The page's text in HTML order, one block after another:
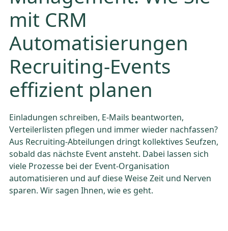
mit CRM
Automatisierungen
Recruiting-Events
effizient planen
Einladungen schreiben, E-Mails beantworten,
Verteilerlisten pflegen und immer wieder nachfassen?
Aus Recruiting-Abteilungen dringt kollektives Seufzen,
sobald das nächste Event ansteht. Dabei lassen sich
viele Prozesse bei der Event-Organisation
automatisieren und auf diese Weise Zeit und Nerven
sparen. Wir sagen Ihnen, wie es geht.